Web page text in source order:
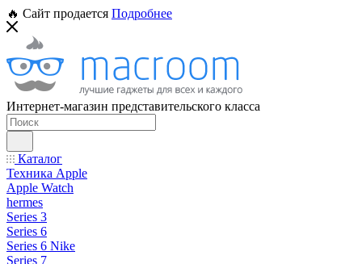
🔥 Сайт продается Подробнее
Интернет-магазин представительского класса
Каталог
Техника Apple
Apple Watch
hermes
Series 3
Series 6
Series 6 Nike
Series 7